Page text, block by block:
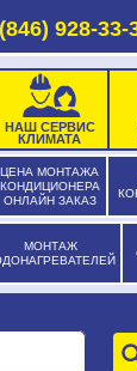
928-33-
ЦЕНА МОНТАЖА
КОНДИЦИОНЕРА
ОНЛАЙН ЗАКАЗ
МОНТАЖ
НАШ СЕРВИС
КЛИМАТА